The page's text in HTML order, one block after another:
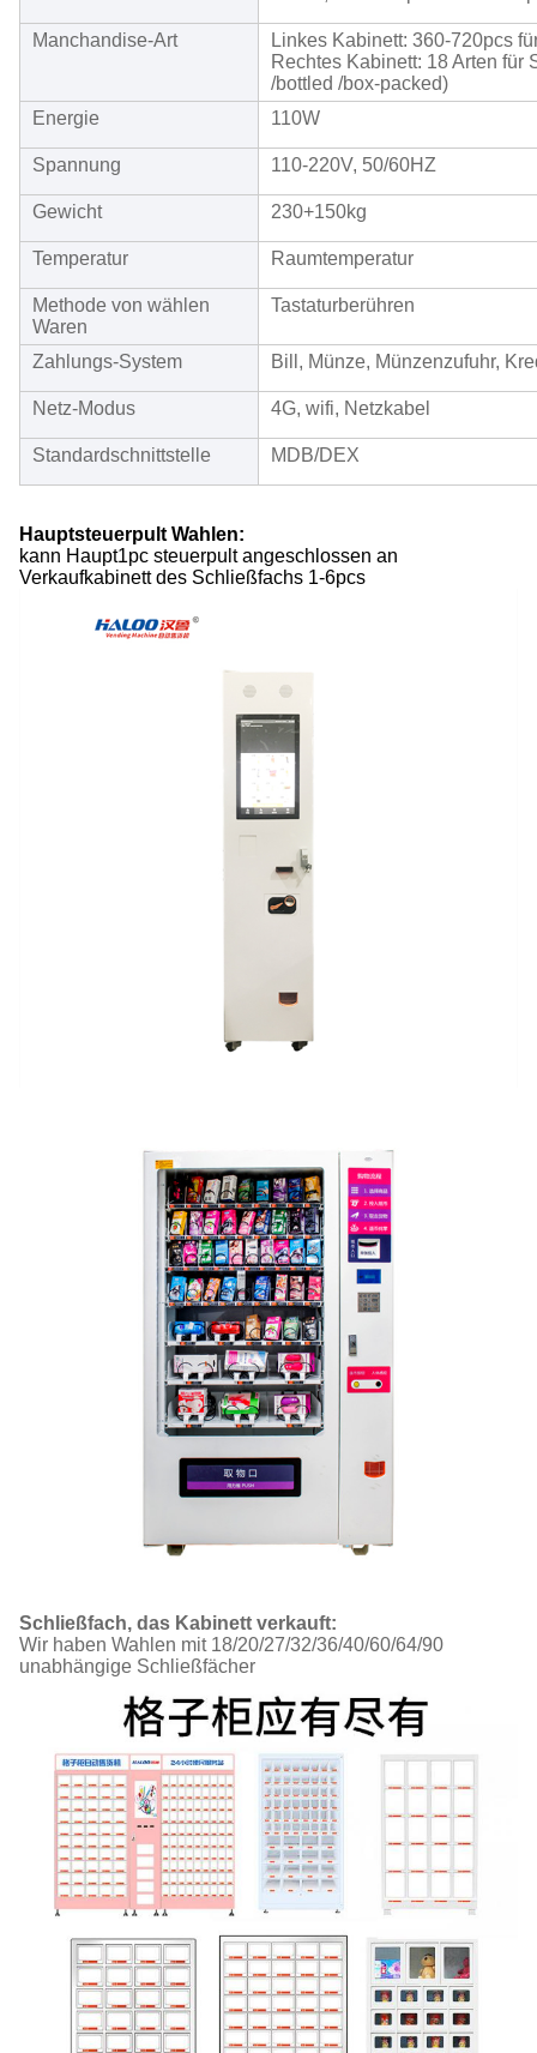
Manchandise-Art
Linkes Kabinett: 360-720pcs
Rechtes Kabinett: 18 Arten
/bottled /box-packed)
Energie
110W
Spannung 110-220V, 50/60HZ
Gewicht 230+150kg
Temperatur Raumtemperatur
Methode von wählen
Waren
Tastaturberühren
Zahlungs-System Bill, Münze, Münzenzufuhr,
Netz-Modus 4G, wifi, Netzkabel
Standardschnittstelle MDB/DEX
Hauptsteuerpult Wahlen:
kann Haupt1pc steuerpult angeschlossen an
Verkaufkabinett des Schließfachs 1-6pcs
Schließfach, das Kabinett verkauft:
Wir haben Wahlen mit 18/20/27/32/36/40/60/64/90
unabhängige Schließfächer